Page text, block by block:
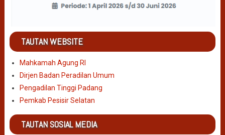
TAUTAN WEBSITE
Mahkamah Agung RI
Dirjen Badan Peradilan Umum
Pengadilan Tinggi Padang
Pemkab Pesisir Selatan
TAUTAN SOSIAL MEDIA